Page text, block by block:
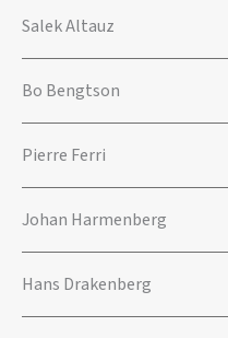
Salek Altauz
Bo Bengtson
Pierre Ferri
Johan Harmenberg
Hans Drakenberg